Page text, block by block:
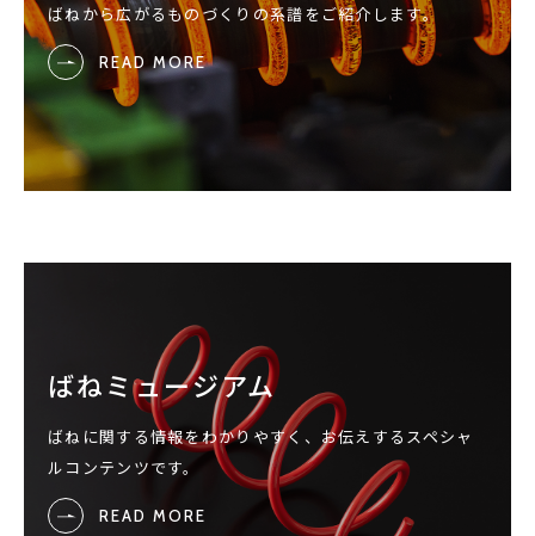
ばねから広がるものづくりの系譜をご紹介します。
READ MORE
ばねミュージアム
ばねに関する情報をわかりやすく、お伝えするスペシャ
ルコンテンツです。
READ MORE